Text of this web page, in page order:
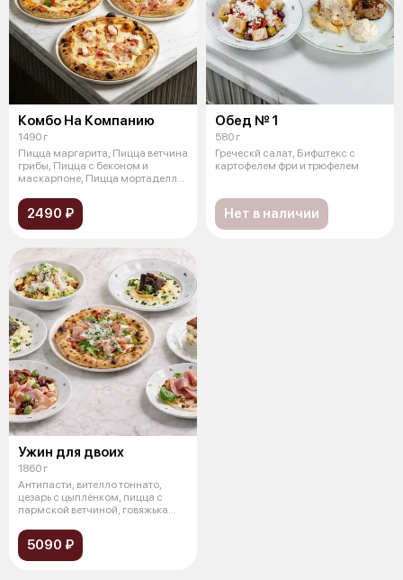
Комбо На Компанию
1490 г
Пицца маргарита, Пицца ветчина
грибы, Пицца с беконом и
маскарпоне, Пицца мортаделла
2490 ₽
Обед № 1
580 г
Греческй салат, Бифштекс с
картофелем фри и трюфелем
Нет в наличии
Ужин для двоих
1860 г
Антипасти, вителло тоннато,
цезарь с цыплёнком, пицца с
пармской ветчиной, говяжька
5090 ₽